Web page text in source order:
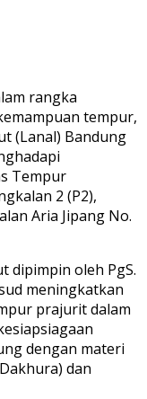
rangka
tempur,
(Lanal) Bandung
Tempur
2 (P2),
Aria Jipang No.
dipimpin oleh PgS.
meningkatkan
prajurit dalam
dengan materi
dan